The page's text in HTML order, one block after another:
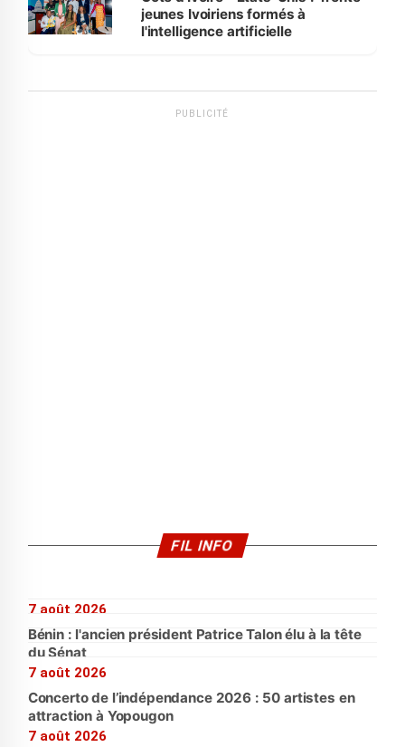
jeunes Ivoiriens formés à
l'intelligence artificielle
PUBLICITÉ
FIL INFO
7 août 2026
Bénin : l'ancien président Patrice Talon élu à la tête
du Sénat
7 août 2026
Concerto de l’indépendance 2026 : 50 artistes en
attraction à Yopougon
7 août 2026